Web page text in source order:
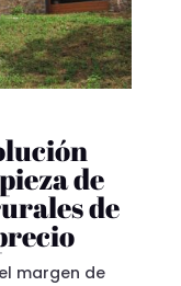
de
de
margen de